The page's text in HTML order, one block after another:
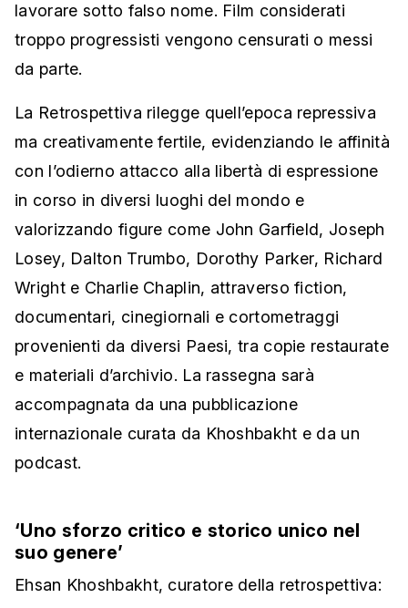
lavorare sotto falso nome. Film considerati
troppo progressisti vengono censurati o messi
da parte.
La Retrospettiva rilegge quell’epoca repressiva
ma creativamente fertile, evidenziando le affinità
con l’odierno attacco alla libertà di espressione
in corso in diversi luoghi del mondo e
valorizzando figure come John Garfield, Joseph
Losey, Dalton Trumbo, Dorothy Parker, Richard
Wright e Charlie Chaplin, attraverso fiction,
documentari, cinegiornali e cortometraggi
provenienti da diversi Paesi, tra copie restaurate
e materiali d’archivio. La rassegna sarà
accompagnata da una pubblicazione
internazionale curata da Khoshbakht e da un
podcast.
‘Uno sforzo critico e storico unico nel
suo genere’
Ehsan Khoshbakht, curatore della retrospettiva: